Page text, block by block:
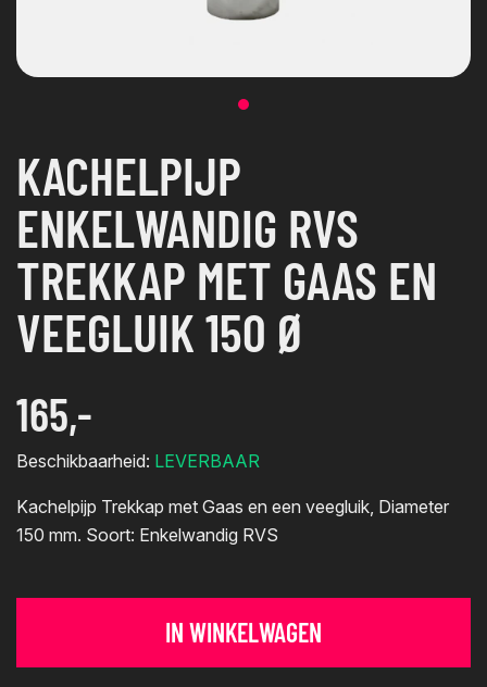
KACHELPIJP
ENKELWANDIG RVS
TREKKAP MET GAAS EN
VEEGLUIK 150 Ø
165,-
Kachelpijp Trekkap met Gaas en een veegluik, Diameter
150 mm. Soort: Enkelwandig RVS
Beschikbaarheid: LEVERBAAR
IN WINKELWAGEN